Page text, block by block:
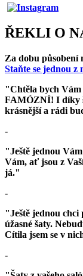
ŘEKLI O
Za dobu působení
Staňte se jednou z
"Chtěla bych Vám
FAMÓZNÍ! I díky
krásnější a rádi
-
"Ještě jednou
Vám, ať jsou z
já."
-
"Ještě jednou chci
úžasné šaty.
Cítila jsem se v
-